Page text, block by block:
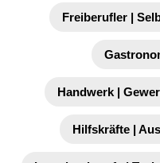
Freiberufler |
Handwerk |
Hilfskräfte |